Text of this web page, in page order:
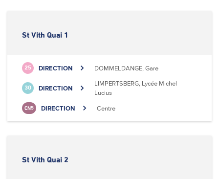
St Vith Quai 1
25 DIRECTION DOMMELDANGE, Gare
30 DIRECTION
LIMPERTSBERG, Lycée Michel
Lucius
CN5 DIRECTION Centre
St Vith Quai 2